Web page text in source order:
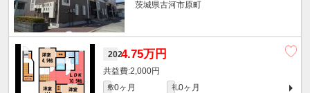
茨城県古河市原町
2024.75万円
2,000円
敷0ヶ月 礼0ヶ月